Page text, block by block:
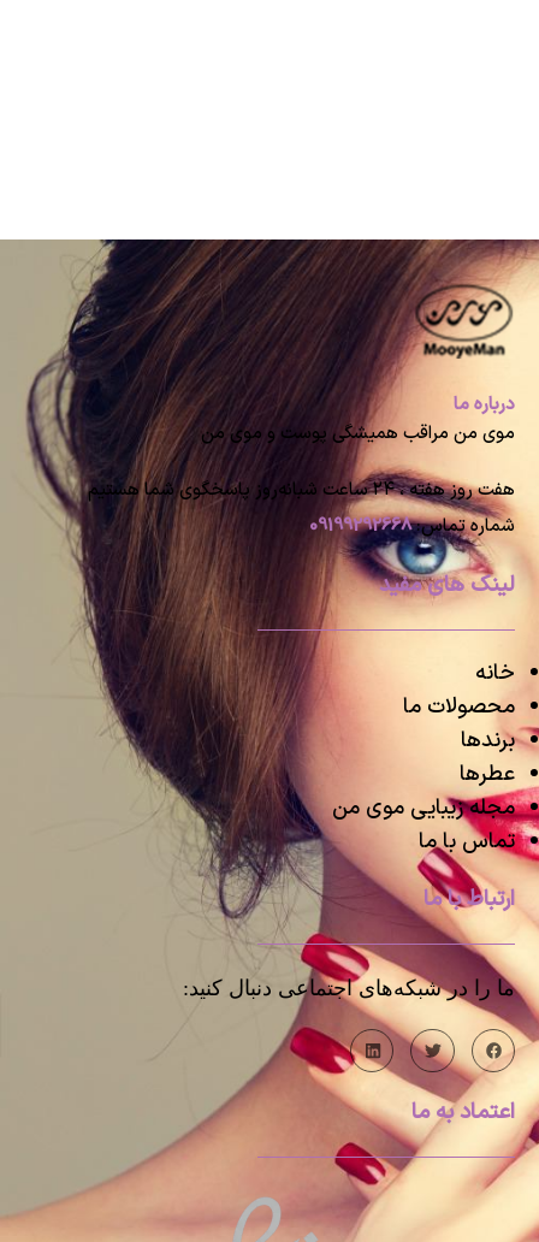
درباره ما
موی من مراقب همیشگی پوست و موی من
هفت روز هفته ، ۲۴ ساعت شبانه‌روز پاسخگوی شما هستیم
شماره تماس:09199292668
لینک های مفید
خانه
محصولات ما
برندها
عطرها
مجله زیبایی موی من
تماس با ما
ارتباط با ما
ما را در شبکه‌های اجتماعی دنبال کنید:
اعتماد به ما